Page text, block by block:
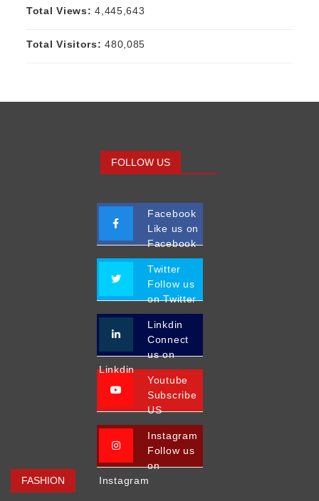
Total Views:4,445,643
Total Visitors:480,085
FASHION
FOLLOW US
Facebook
Like us on
Facebook
Twitter
Follow us
on Twitter
Linkdin
Connect
us on
Linkdin
Youtube
Subscribe
US
Instagram
Follow us
on
Instagram